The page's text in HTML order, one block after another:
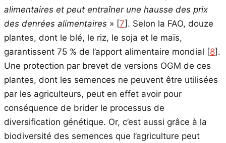
alimentaires et peut entraîner une hausse des prix
des denrées alimentaires » [7] . Selon la FAO, douze
plantes, dont le blé, le riz, le soja et le maïs,
garantissent 75 % de l’apport alimentaire mondial [8] .
Une protection par brevet de versions OGM de ces
plantes, dont les semences ne peuvent être utilisées
par les agriculteurs, peut en effet avoir pour
conséquence de brider le processus de
diversification génétique. Or, c’est aussi grâce à la
biodiversité des semences que l’agriculture peut